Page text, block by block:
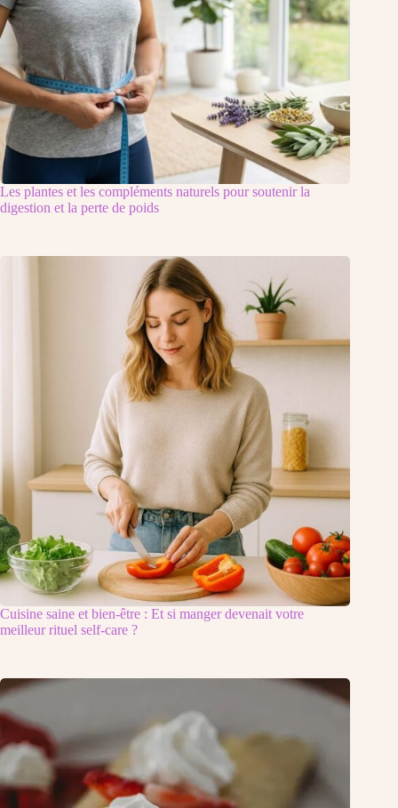
Les plantes et les compléments naturels pour soutenir la
digestion et la perte de poids
Cuisine saine et bien-être : Et si manger devenait votre
meilleur rituel self-care ?